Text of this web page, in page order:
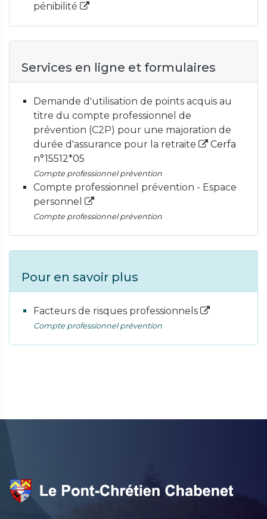
pénibilité
Services en ligne et formulaires
Demande d'utilisation de points acquis au
titre du compte professionnel de
prévention (C2P) pour une majoration de
durée d'assurance pour la retraite
Cerfa
n°15512*05
Compte professionnel prévention
Compte professionnel prévention - Espace
personnel
Compte professionnel prévention
Pour en savoir plus
Facteurs de risques professionnels
Compte professionnel prévention